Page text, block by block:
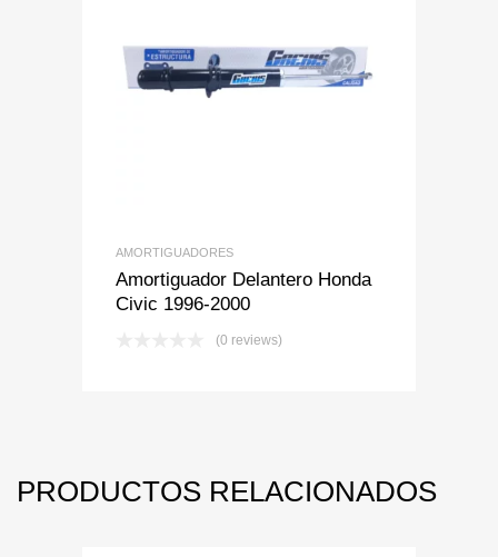
Add to Wishlist
Add to Compare
AMORTIGUADORES
Amortiguador Delantero Honda
Civic 1996-2000
(0 reviews)
PRODUCTOS RELACIONADOS